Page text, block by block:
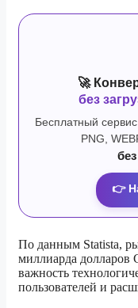
🚀
без
Бесплатный сервис
PNG,
👉
По данным Statista,
миллиарда долларов
важность
пользователей и